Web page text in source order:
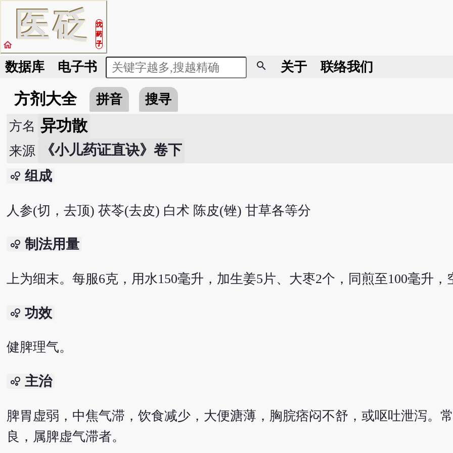
医砭
沈
药
子
home
数据库 电子书 search 关于 联络我们
方剂大全 拼音 搜寻
方名 异功散
来源 《小儿药证直诀》卷下
bubble_chart 组成
人参(切，去顶) 茯苓(去皮) 白术 陈皮(锉) 甘草各等分
bubble_chart 制法用量
上为细末。每服6克，用水150毫升，加生姜5片、大枣2个，同煎至100毫升，
bubble_chart 功效
健脾理气。
bubble_chart 主治
脾胃虚弱，中焦气滞，饮食减少，大便溏薄，胸脘痞闷不舒，或呕吐泄泻。
良，属脾虚气滞者。